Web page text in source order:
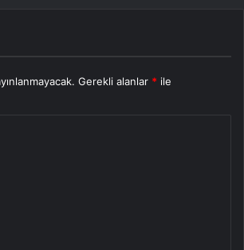
Gerekli alanlar * ile